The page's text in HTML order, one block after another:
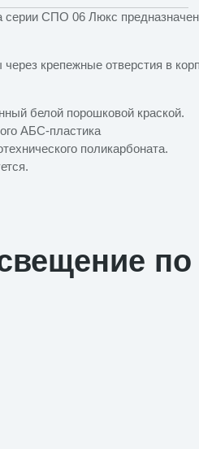
серии СПО 06 Люкс
крепежные отверстия в
белой порошковой краской.
АБС-пластика
поликарбоната.